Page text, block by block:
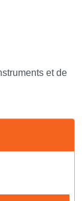
et de